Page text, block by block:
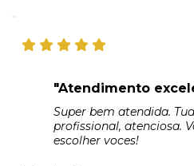
"Atendimento
Super bem atendida.
profissional, atenciosa.
escolher voces!